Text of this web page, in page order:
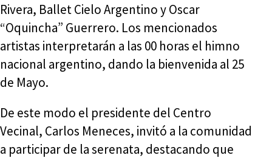
Rivera, Ballet Cielo Argentino y Oscar
“Oquincha” Guerrero. Los mencionados
artistas interpretarán a las 00 horas el himno
nacional argentino, dando la bienvenida al 25
de Mayo.
De este modo el presidente del Centro
Vecinal, Carlos Meneces, invitó a la comunidad
a participar de la serenata, destacando que